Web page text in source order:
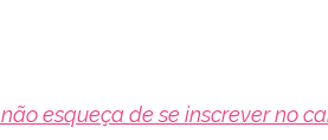
não esqueça de se inscrever no